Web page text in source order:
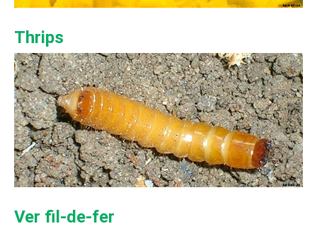
Thrips
Ver fil-de-fer